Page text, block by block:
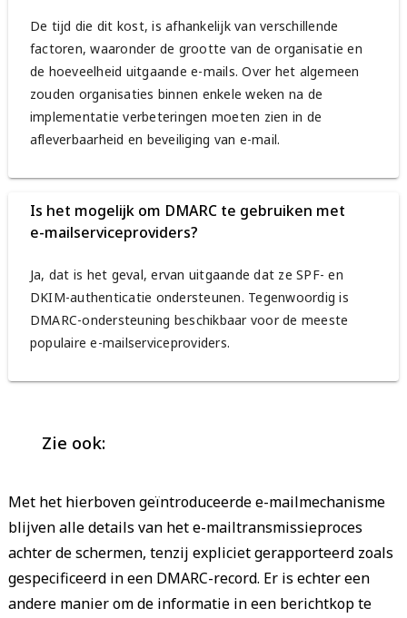
De tijd die dit kost, is afhankelijk van verschillende
factoren, waaronder de grootte van de organisatie en
de hoeveelheid uitgaande e-mails. Over het algemeen
zouden organisaties binnen enkele weken na de
implementatie verbeteringen moeten zien in de
afleverbaarheid en beveiliging van e-mail.
Is het mogelijk om DMARC te gebruiken met
e-mailserviceproviders?
Ja, dat is het geval, ervan uitgaande dat ze SPF- en
DKIM-authenticatie ondersteunen. Tegenwoordig is
DMARC-ondersteuning beschikbaar voor de meeste
populaire e-mailserviceproviders.
Zie ook:
Met het hierboven geïntroduceerde e-mailmechanisme
blijven alle details van het e-mailtransmissieproces
achter de schermen, tenzij expliciet gerapporteerd zoals
gespecificeerd in een DMARC-record. Er is echter een
andere manier om de informatie in een berichtkop te